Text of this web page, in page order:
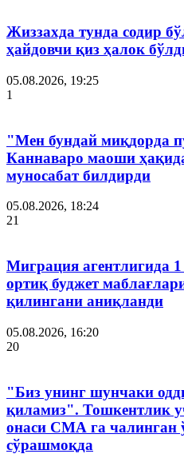
Жиззахда тунда содир
ҳайдовчи қиз ҳалок
05.08.2026, 19:25
1
"Мен бундай миқдорда
Каннаваро маоши
муносабат билдирди
05.08.2026, 18:24
21
Миграция агентлигида
ортиқ буджет
қилингани аниқланди
05.08.2026, 16:20
20
"Биз унинг шунчаки
қиламиз". Тошкентлик
онаси СМА га чалинган
сўрашмоқда